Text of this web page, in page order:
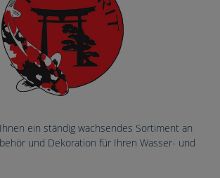
ein ständig wachsendes Sortiment an
und Dekoration für Ihren Wasser- und